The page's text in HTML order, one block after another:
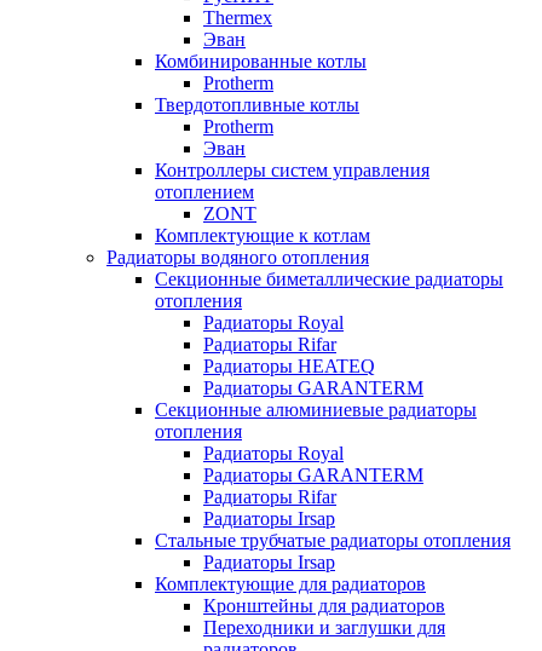
Thermex
Эван
Комбинированные котлы
Protherm
Твердотопливные котлы
Protherm
Эван
Контроллеры систем управления
отоплением
ZONT
Комплектующие к котлам
Радиаторы водяного отопления
Секционные биметаллические радиаторы
отопления
Радиаторы Royal
Радиаторы Rifar
Радиаторы HEATEQ
Радиаторы GARANTERM
Секционные алюминиевые радиаторы
отопления
Радиаторы Royal
Радиаторы GARANTERM
Радиаторы Rifar
Радиаторы Irsap
Стальные трубчатые радиаторы отопления
Радиаторы Irsap
Комплектующие для радиаторов
Кронштейны для радиаторов
Переходники и заглушки для